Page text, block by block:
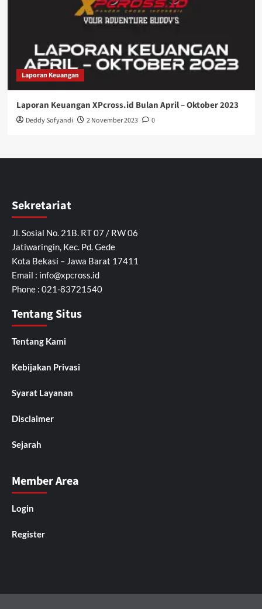
Laporan Keuangan
Laporan Keuangan XPcross.id Bulan April – Oktober 2023
Deddy Sofyandi 2 November 2023 0
Sekretariat
Jl. Sosial No. 21B. RT 07 / RW 06
Jatiwaringin, Kec. Pd. Gede
Kota Bekasi – Jawa Barat 17411
Email : info@xpcross.id
Phone : 021-83721540
Tentang Situs
Tentang Kami
Kebijakan Privasi
Syarat Layanan
Disclaimer
Sejarah
Member Area
Login
Register